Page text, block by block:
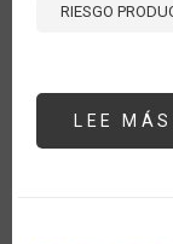
RIESGO
LEE MÁS